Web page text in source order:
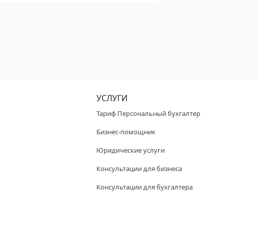
УСЛУГИ
Тариф Персональный бухгалтер
Бизнес-помощник
Юридические услуги
Консультации для бизнеса
Консультации для бухгалтера